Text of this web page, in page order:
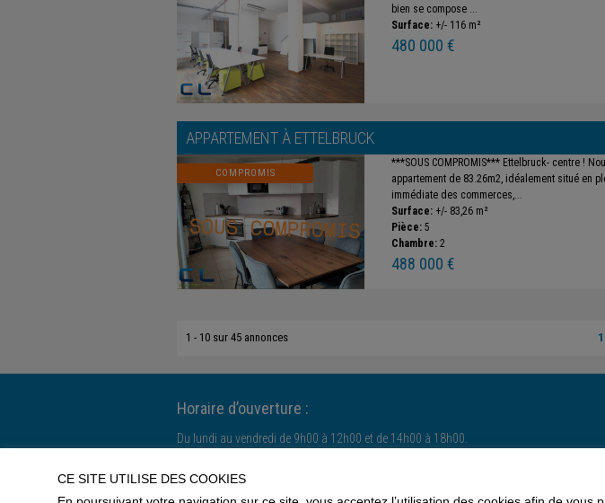
bien se compose ...
Surface: +/- 116 m²
480 000 €
APPARTEMENT À ETTELBRUCK
COMPROMIS
***SOUS COMPROMIS*** Ettelbruck- centre !
appartement de 83.26m2, idéalement situé en
immédiate des commerces,...
Surface: +/- 83,26 m²
Pièce: 5
Chambre: 2
488 000 €
1 - 10 sur 45 annonces 1
Horaire d’ouverture :
Du lundi au vendredi de 9h00 à 12h00 et de 14h00 à 18h00.
CE SITE UTILISE DES COOKIES